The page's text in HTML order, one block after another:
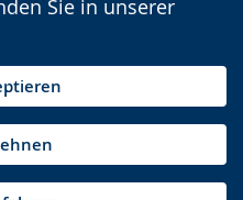
Sie in unserer